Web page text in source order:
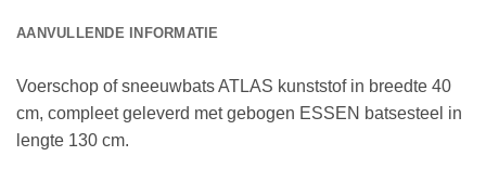
AANVULLENDE INFORMATIE
Voerschop of sneeuwbats ATLAS kunststof in breedte 40
cm, compleet geleverd met gebogen ESSEN batsesteel in
lengte 130 cm.